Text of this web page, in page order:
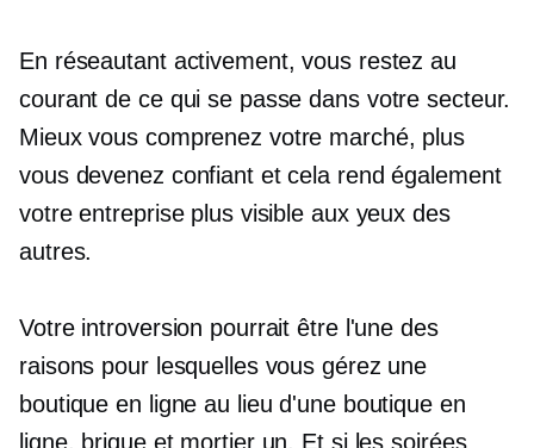
En réseautant activement, vous restez au
courant de ce qui se passe dans votre secteur.
Mieux vous comprenez votre marché, plus
vous devenez confiant et cela rend également
votre entreprise plus visible aux yeux des
autres.
Votre introversion pourrait être l'une des
raisons pour lesquelles vous gérez une
boutique en ligne au lieu d'une boutique en
ligne. brique et mortierun. Et si les soirées